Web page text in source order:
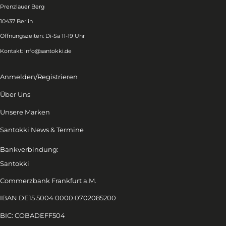
Prenzlauer Berg
10437 Berlin
Öffnungszeiten: Di-Sa 11-19 Uhr
Kontakt: info@santokki.de
Anmelden/Registrieren
Über Uns
Unsere Marken
Santokki News & Termine
Bankverbindung:
Santokki
Commerzbank Frankfurt a.M.
IBAN DE15 5004 0000 0702085200
BIC: COBADEFF504